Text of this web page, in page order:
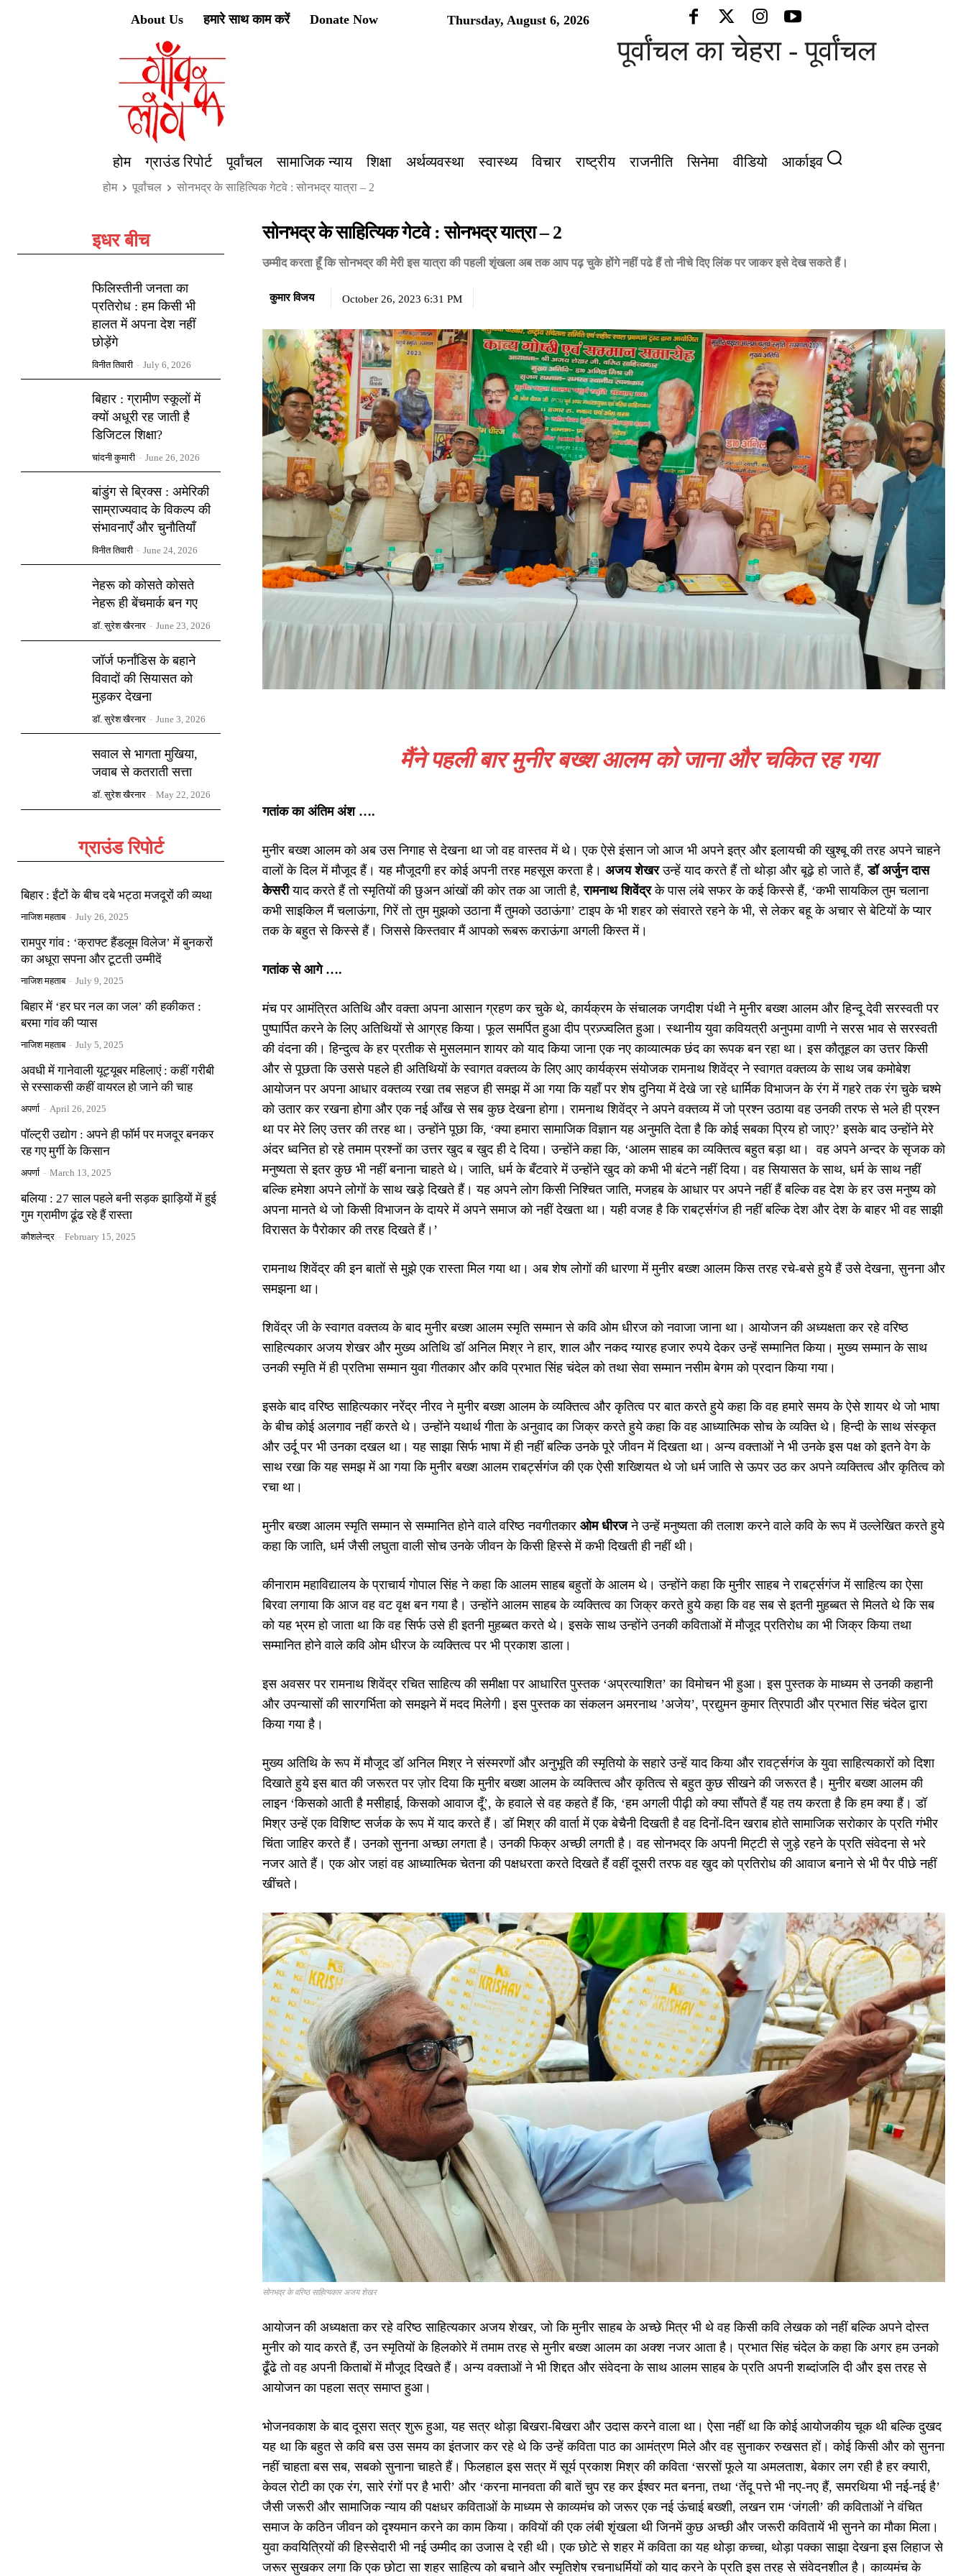
Thursday, August 6, 2026
About Us हमारे साथ काम करें Donate Now
पूर्वांचल का चेहरा - पूर्वांचल की आवाज़
होम ग्राउंड रिपोर्ट पूर्वांचल सामाजिक न्याय शिक्षा अर्थव्यवस्था स्वास्थ्य विचार राष्ट्रीय राजनीति सिनेमा वीडियो आर्काइव
होम पूर्वांचल सोनभद्र के साहित्यिक गेटवे : सोनभद्र यात्रा – 2
इधर बीच
फिलिस्तीनी जनता का
प्रतिरोध : हम किसी भी
हालत में अपना देश नहीं
छोड़ेंगे
विनीत तिवारी - July 6, 2026
बिहार : ग्रामीण स्कूलों में
क्यों अधूरी रह जाती है
डिजिटल शिक्षा?
चांदनी कुमारी - June 26, 2026
बांडुंग से ब्रिक्स : अमेरिकी
साम्राज्यवाद के विकल्प की
संभावनाएँ और चुनौतियाँ
विनीत तिवारी - June 24, 2026
नेहरू को कोसते कोसते
नेहरू ही बेंचमार्क बन गए
डॉ. सुरेश खैरनार - June 23, 2026
जॉर्ज फर्नांडिस के बहाने
विवादों की सियासत को
मुड़कर देखना
डॉ. सुरेश खैरनार - June 3, 2026
सवाल से भागता मुखिया,
जवाब से कतराती सत्ता
डॉ. सुरेश खैरनार - May 22, 2026
ग्राउंड रिपोर्ट
बिहार : ईंटों के बीच दबे भट्ठा मजदूरों की व्यथा
नाजिश महताब - July 26, 2025
रामपुर गांव : ‘क्राफ्ट हैंडलूम विलेज’ में बुनकरों
का अधूरा सपना और टूटती उम्मीदें
नाजिश महताब - July 9, 2025
बिहार में ‘हर घर नल का जल’ की हकीकत :
बरमा गांव की प्यास
नाजिश महताब - July 5, 2025
अवधी में गानेवाली यूट्यूबर महिलाएं : कहीं गरीबी
से रस्साकसी कहीं वायरल हो जाने की चाह
अपर्णा - April 26, 2025
पॉल्ट्री उद्योग : अपने ही फॉर्म पर मजदूर बनकर
रह गए मुर्गी के किसान
अपर्णा - March 13, 2025
बलिया : 27 साल पहले बनी सड़क झाड़ियों में हुई
गुम ग्रामीण ढूंढ रहे हैं रास्ता
कौशलेन्द्र - February 15, 2025
सोनभद्र के साहित्यिक गेटवे : सोनभद्र यात्रा – 2
उम्मीद करता हूँ कि सोनभद्र की मेरी इस यात्रा की पहली शृंखला अब तक आप पढ़ चुके होंगे नहीं पढे हैं तो नीचे दिए लिंक पर जाकर इसे देख सकते हैं।
कुमार विजय October 26, 2023 6:31 PM
मैंने पहली बार मुनीर बख्श आलम को जाना और चकित रह गया
गतांक का अंतिम अंश ….
मुनीर बख्श आलम को अब उस निगाह से देखना था जो वह वास्तव में थे। एक ऐसे इंसान जो आज भी अपने इत्र और इलायची की खुश्बू की तरह अपने चाहने
वालों के दिल में मौजूद हैं। यह मौजूदगी हर कोई अपनी तरह महसूस करता है। अजय शेखरउन्हें याद करते हैं तो थोड़ा और बूढ़े हो जाते हैं,डॉ अर्जुन दास
केसरीयाद करते हैं तो स्मृतियों की छुअन आंखों की कोर तक आ जाती है,रामनाथ शिवेंद्रके पास लंबे सफर के कई किस्से हैं, ‘कभी सायकिल तुम चलाना
कभी साइकिल मैं चलाऊंगा, गिरें तो तुम मुझको उठाना मैं तुमको उठाऊंगा’ टाइप के भी शहर को संवारते रहने के भी, से लेकर बहू के अचार से बेटियों के प्यार
तक के बहुत से किस्से हैं। जिससे किस्तवार मैं आपको रूबरू कराऊंगा अगली किस्त में।
गतांक से आगे ….
मंच पर आमंत्रित अतिथि और वक्ता अपना आसान ग्रहण कर चुके थे, कार्यक्रम के संचालक जगदीश पंथी ने मुनीर बख्श आलम और हिन्दू देवी सरस्वती पर
पुष्पार्पित करने के लिए अतिथियों से आग्रह किया। फूल समर्पित हुआ दीप प्रज़्ज्वलित हुआ। स्थानीय युवा कवियत्री अनुपमा वाणी ने सरस भाव से सरस्वती
की वंदना की। हिन्दुत्व के हर प्रतीक से मुसलमान शायर को याद किया जाना एक नए काव्यात्मक छंद का रूपक बन रहा था। इस कौतूहल का उत्तर किसी
और से पूछता कि उससे पहले ही अतिथियों के स्वागत वक्तव्य के लिए आए कार्यक्रम संयोजक रामनाथ शिवेंद्र ने स्वागत वक्तव्य के साथ जब कमोबेश
आयोजन पर अपना आधार वक्तव्य रखा तब सहज ही समझ में आ गया कि यहाँ पर शेष दुनिया में देखे जा रहे धार्मिक विभाजन के रंग में गहरे तक रंग चुके चश्मे
को उतार कर रखना होगा और एक नई आँख से सब कुछ देखना होगा। रामनाथ शिवेंद्र ने अपने वक्तव्य में जो प्रश्न उठाया वह उनकी तरफ से भले ही प्रश्न
था पर मेरे लिए उत्तर की तरह था। उन्होंने पूछा कि, ‘क्या हमारा सामाजिक विज्ञान यह अनुमति देता है कि कोई सबका प्रिय हो जाए?’ इसके बाद उन्होंने मेरे
अंदर ध्वनित हो रहे तमाम प्रश्नों का उत्तर खुद ब खुद ही दे दिया। उन्होंने कहा कि, ‘आलम साहब का व्यक्तित्व बहुत बड़ा था। वह अपने अन्दर के सृजक को
मनुष्यता से इतर कुछ भी नहीं बनाना चाहते थे। जाति, धर्म के बँटवारे में उन्होंने खुद को कभी भी बंटने नहीं दिया। वह सियासत के साथ, धर्म के साथ नहीं
बल्कि हमेशा अपने लोगों के साथ खड़े दिखते हैं। यह अपने लोग किसी निश्चित जाति, मजहब के आधार पर अपने नहीं हैं बल्कि वह देश के हर उस मनुष्य को
अपना मानते थे जो किसी विभाजन के दायरे में अपने समाज को नहीं देखता था। यही वजह है कि राबर्ट्सगंज ही नहीं बल्कि देश और देश के बाहर भी वह साझी
विरासत के पैरोकार की तरह दिखते हैं।’
रामनाथ शिवेंद्र की इन बातों से मुझे एक रास्ता मिल गया था। अब शेष लोगों की धारणा में मुनीर बख्श आलम किस तरह रचे-बसे हुये हैं उसे देखना, सुनना और
समझना था।
शिवेंद्र जी के स्वागत वक्तव्य के बाद मुनीर बख्श आलम स्मृति सम्मान से कवि ओम धीरज को नवाजा जाना था। आयोजन की अध्यक्षता कर रहे वरिष्ठ
साहित्यकार अजय शेखर और मुख्य अतिथि डॉ अनिल मिश्र ने हार, शाल और नकद ग्यारह हजार रुपये देकर उन्हें सम्मानित किया। मुख्य सम्मान के साथ
उनकी स्मृति में ही प्रतिभा सम्मान युवा गीतकार और कवि प्रभात सिंह चंदेल को तथा सेवा सम्मान नसीम बेगम को प्रदान किया गया।
इसके बाद वरिष्ठ साहित्यकार नरेंद्र नीरव ने मुनीर बख्श आलम के व्यक्तित्व और कृतित्व पर बात करते हुये कहा कि वह हमारे समय के ऐसे शायर थे जो भाषा
के बीच कोई अलगाव नहीं करते थे। उन्होंने यथार्थ गीता के अनुवाद का जिक्र करते हुये कहा कि वह आध्यात्मिक सोच के व्यक्ति थे। हिन्दी के साथ संस्कृत
और उर्दू पर भी उनका दखल था। यह साझा सिर्फ भाषा में ही नहीं बल्कि उनके पूरे जीवन में दिखता था। अन्य वक्ताओं ने भी उनके इस पक्ष को इतने वेग के
साथ रखा कि यह समझ में आ गया कि मुनीर बख्श आलम राबर्ट्सगंज की एक ऐसी शख्शियत थे जो धर्म जाति से ऊपर उठ कर अपने व्यक्तित्व और कृतित्व को
रचा था।
मुनीर बख्श आलम स्मृति सम्मान से सम्मानित होने वाले वरिष्ठ नवगीतकार ओम धीरजने उन्हें मनुष्यता की तलाश करने वाले कवि के रूप में उल्लेखित करते हुये
कहा कि जाति, धर्म जैसी लघुता वाली सोच उनके जीवन के किसी हिस्से में कभी दिखती ही नहीं थी।
कीनाराम महाविद्यालय के प्राचार्य गोपाल सिंह ने कहा कि आलम साहब बहुतों के आलम थे। उन्होंने कहा कि मुनीर साहब ने राबर्ट्सगंज में साहित्य का ऐसा
बिरवा लगाया कि आज वह वट वृक्ष बन गया है। उन्होंने आलम साहब के व्यक्तित्व का जिक्र करते हुये कहा कि वह सब से इतनी मुहब्बत से मिलते थे कि सब
को यह भ्रम हो जाता था कि वह सिर्फ उसे ही इतनी मुहब्बत करते थे। इसके साथ उन्होंने उनकी कविताओं में मौजूद प्रतिरोध का भी जिक्र किया तथा
सम्मानित होने वाले कवि ओम धीरज के व्यक्तित्व पर भी प्रकाश डाला।
इस अवसर पर रामनाथ शिवेंद्र रचित साहित्य की समीक्षा पर आधारित पुस्तक ‘अप्रत्याशित’ का विमोचन भी हुआ। इस पुस्तक के माध्यम से उनकी कहानी
और उपन्यासों की सारगर्भिता को समझने में मदद मिलेगी। इस पुस्तक का संकलन अमरनाथ ’अजेय’, प्रद्युमन कुमार त्रिपाठी और प्रभात सिंह चंदेल द्वारा
किया गया है।
मुख्य अतिथि के रूप में मौजूद डॉ अनिल मिश्र ने संस्मरणों और अनुभूति की स्मृतियो के सहारे उन्हें याद किया और रावर्ट्सगंज के युवा साहित्यकारों को दिशा
दिखाते हुये इस बात की जरूरत पर ज़ोर दिया कि मुनीर बख्श आलम के व्यक्तित्व और कृतित्व से बहुत कुछ सीखने की जरूरत है। मुनीर बख्श आलम की
लाइन ‘किसको आती है मसीहाई, किसको आवाज दूँ’, के हवाले से वह कहते हैं कि, ‘हम अगली पीढ़ी को क्या सौंपते हैं यह तय करता है कि हम क्या हैं। डॉ
मिश्र उन्हें एक विशिष्ट सर्जक के रूप में याद करते हैं। डॉ मिश्र की वार्ता में एक बेचैनी दिखती है वह दिनों-दिन खराब होते सामाजिक सरोकार के प्रति गंभीर
चिंता जाहिर करते हैं। उनको सुनना अच्छा लगता है। उनकी फिक्र अच्छी लगती है। वह सोनभद्र कि अपनी मिट्टी से जुड़े रहने के प्रति संवेदना से भरे
नजर आते हैं। एक ओर जहां वह आध्यात्मिक चेतना की पक्षधरता करते दिखते हैं वहीं दूसरी तरफ वह खुद को प्रतिरोध की आवाज बनाने से भी पैर पीछे नहीं
खींचते।
सोनभद्र के वरिष्ठ साहित्यकार अजय शेखर
आयोजन की अध्यक्षता कर रहे वरिष्ठ साहित्यकार अजय शेखर, जो कि मुनीर साहब के अच्छे मित्र भी थे वह किसी कवि लेखक को नहीं बल्कि अपने दोस्त
मुनीर को याद करते हैं, उन स्मृतियों के हिलकोरे में तमाम तरह से मुनीर बख्श आलम का अक्श नजर आता है। प्रभात सिंह चंदेल के कहा कि अगर हम उनको
ढूँढे तो वह अपनी किताबों में मौजूद दिखते हैं। अन्य वक्ताओं ने भी शिद्दत और संवेदना के साथ आलम साहब के प्रति अपनी शब्दांजलि दी और इस तरह से
आयोजन का पहला सत्र समाप्त हुआ।
भोजनवकाश के बाद दूसरा सत्र शुरू हुआ, यह सत्र थोड़ा बिखरा-बिखरा और उदास करने वाला था। ऐसा नहीं था कि कोई आयोजकीय चूक थी बल्कि दुखद
यह था कि बहुत से कवि बस उस समय का इंतजार कर रहे थे कि उन्हें कविता पाठ का आमंत्रण मिले और वह सुनाकर रुखसत हों। कोई किसी और को सुनना
नहीं चाहता बस सब, सबको सुनाना चाहते हैं। फिलहाल इस सत्र में सूर्य प्रकाश मिश्र की कविता ‘सरसों फूले या अमलताश, बेकार लग रही है हर क्यारी,
केवल रोटी का एक रंग, सारे रंगों पर है भारी’ और ‘करना मानवता की बातें चुप रह कर ईश्वर मत बनना, तथा ‘तेंदू पत्ते भी नए-नए हैं, समरथिया भी नई-नई है’
जैसी जरूरी और सामाजिक न्याय की पक्षधर कविताओं के माध्यम से काव्यमंच को जरूर एक नई ऊंचाई बख्शी, लखन राम ‘जंगली’ की कविताओं ने वंचित
समाज के कठिन जीवन को दृश्यमान करने का काम किया। कवियों की एक लंबी शृंखला थी जिनमें कुछ अच्छी और जरूरी कवितायें भी सुनने का मौका मिला।
युवा कवयित्रियों की हिस्सेदारी भी नई उम्मीद का उजास दे रही थी। एक छोटे से शहर में कविता का यह थोड़ा कच्चा, थोड़ा पक्का साझा देखना इस लिहाज से
जरूर सुखकर लगा कि एक छोटा सा शहर साहित्य को बचाने और स्मृतिशेष रचनाधर्मियों को याद करने के प्रति इस तरह से संवेदनशील है। काव्यमंच के